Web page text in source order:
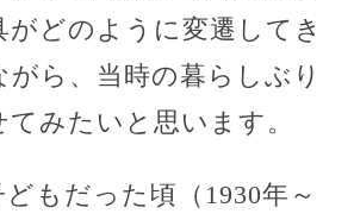
がどのように変遷してき
ら、当時の暮らしぶり
みたいと思います。
もだった頃（1930年～